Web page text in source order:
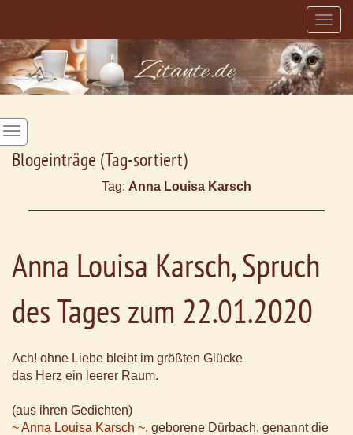
Blogeinträge (Tag-sortiert)
Tag: Anna Louisa Karsch
Anna Louisa Karsch, Spruch
des Tages zum 22.01.2020
Ach! ohne Liebe bleibt im größten Glücke
das Herz ein leerer Raum.
(aus ihren Gedichten)
~ Anna Louisa Karsch ~, geborene Dürbach, genannt die